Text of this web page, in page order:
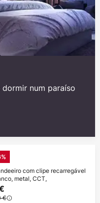
num paraíso
com clipe recarregável
metal, CCT,
€